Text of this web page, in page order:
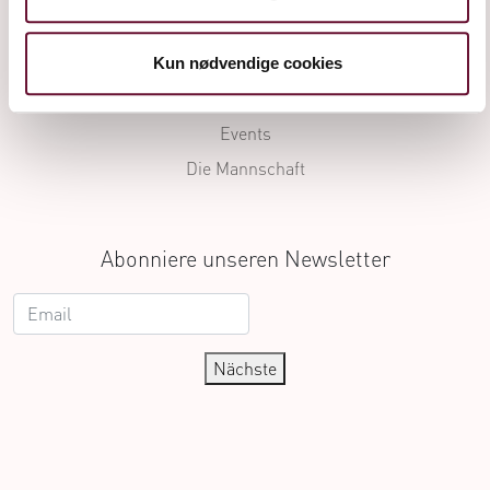
Kun nødvendige cookies
Die Geschichte
Die Herstellung
Journal
Events
Die Mannschaft
Abonniere unseren Newsletter
Nächste